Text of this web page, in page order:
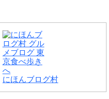
にほんブログ村